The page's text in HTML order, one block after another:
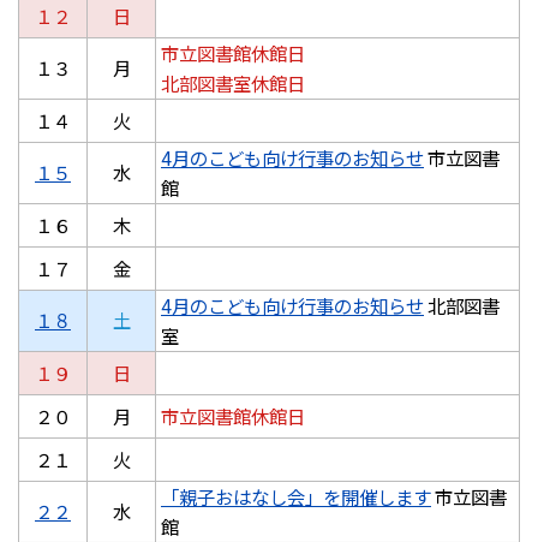
１２
日
１３
月
市立図書館休館日
北部図書室休館日
１４
火
１５
水
4月のこども向け行事のお知らせ市立図書
館
１６
木
１７
金
１８
土
4月のこども向け行事のお知らせ北部図書
室
１９
日
２０
月
市立図書館休館日
２１
火
２２
水
「親子おはなし会」を開催します市立図書
館